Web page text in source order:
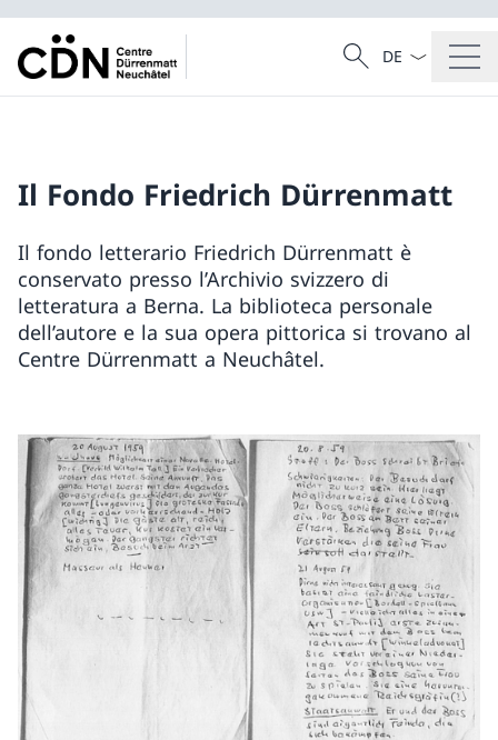
Cercare
Ricerca
Dal menu a
Il Fondo Friedrich Dürrenmatt
Il fondo letterario Friedrich Dürrenmatt è
conservato presso l’Archivio svizzero di
letteratura a Berna. La biblioteca personale
dell’autore e la sua opera pittorica si trovano al
Centre Dürrenmatt a Neuchâtel.